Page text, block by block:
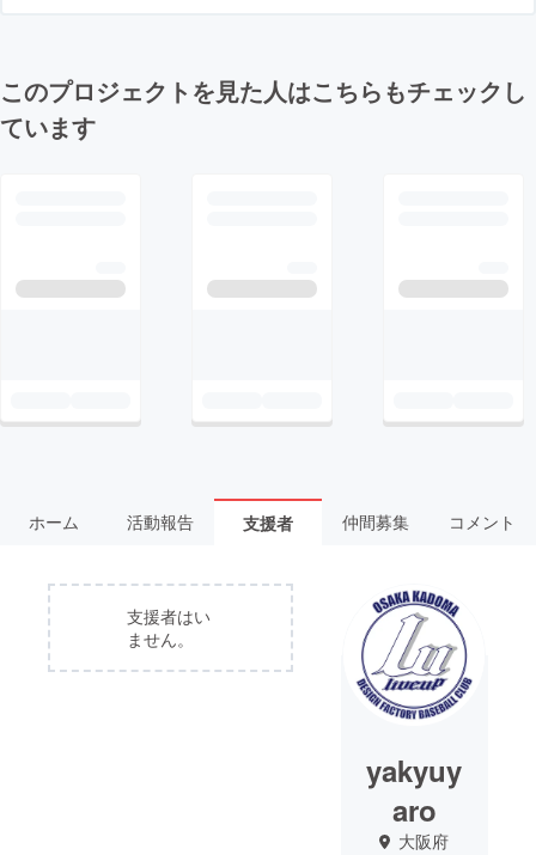
このプロジェクトを見た人はこちらもチェックし
ています
ホーム 活動報告 支援者 仲間募集 コメント
支援者はい
ません。
yakyuy
aro
大阪府